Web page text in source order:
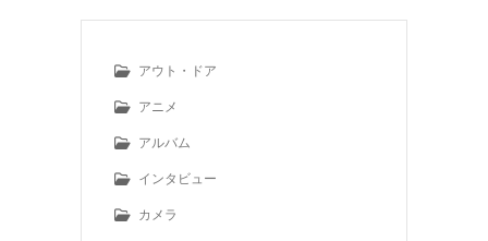
アウト・ドア
アニメ
アルバム
インタビュー
カメラ